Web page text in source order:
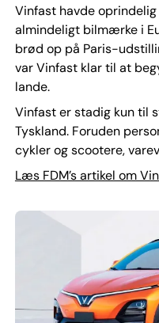
Vinfast havde
almindeligt bilmærke i
brød op på Paris-
var Vinfast klar til at
lande.
Vinfast er stadig kun til
Tyskland. Foruden
cykler og scootere,
Læs FDM’s artikel om